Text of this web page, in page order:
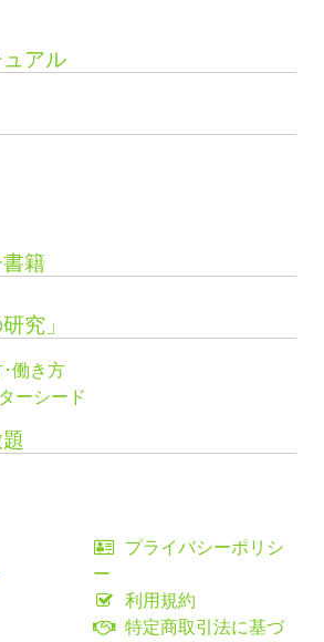
アル
籍
究」
働き方
ーシード
プライバシーポリシ
ー
利用規約
特定商取引法に基づ